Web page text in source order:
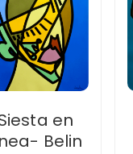
en
Belin